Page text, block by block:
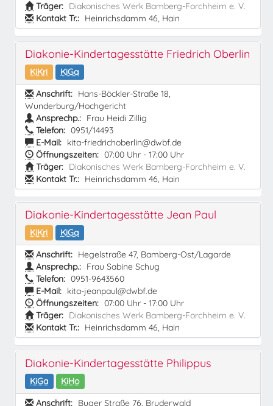
Träger: Diakonisches Werk Bamberg-Forchheim e. V.
Kontakt Tr.: Heinrichsdamm 46, Hain
Diakonie-Kindertagesstätte Friedrich Oberlin
KiKri
KiGa
Anschrift: Hans-Böckler-Straße 18,
Wunderburg/Hochgericht
Ansprechp.: Frau Heidi Zillig
Telefon: 0951/14493
E-Mail: kita-friedrichoberlin@dwbf.de
Öffnungszeiten: 07:00 Uhr - 17:00 Uhr
Träger: Diakonisches Werk Bamberg-Forchheim e. V.
Kontakt Tr.: Heinrichsdamm 46, Hain
Diakonie-Kindertagesstätte Jean Paul
KiKri
KiGa
Anschrift: Hegelstraße 47, Bamberg-Ost/Lagarde
Ansprechp.: Frau Sabine Schug
Telefon: 0951-9643560
E-Mail: kita-jeanpaul@dwbf.de
Öffnungszeiten: 07:00 Uhr - 17:00 Uhr
Träger: Diakonisches Werk Bamberg-Forchheim e. V.
Kontakt Tr.: Heinrichsdamm 46, Hain
Diakonie-Kindertagesstätte Philippus
KiGa
KiHo
Anschrift: Buger Straße 76, Bruderwald